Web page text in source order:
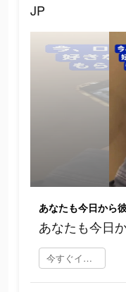
JP
あなたも今日から
あなたも今日
今すぐインストール